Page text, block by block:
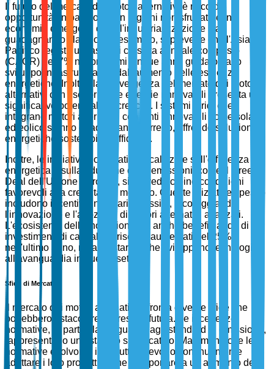
Il futuro del mercato dei motori alternativi è ricco di
opportunità, in particolare in regioni non sfruttate e in
economie emergenti dove l'industrializzazione sta
guadagnando slancio. Ad esempio, si prevede che l'Asia-
Pacifico registri un tasso di crescita annuale composto
(CAGR) del 7% nei prossimi cinque anni, guidato dallo
sviluppo infrastrutturale e dall'aumento delle esigenze
energetiche. Inoltre, la convergenza del mercato dei motori
alternativi con i settori delle energie rinnovabili presenta un
significativo potenziale di crescita. I sistemi ibridi che
integrano motori alternativi con fonti rinnovabili come solare
ed eolico stanno guadagnando terreno, offrendo soluzioni
energetiche sostenibili e affidabili.
Inoltre, le iniziative governative focalizzate sull'efficienza
energetica e sulla riduzione delle emissioni, come il Green
Deal dell'Unione Europea, si prevede creino condizioni
favorevoli alla crescita del mercato. Queste iniziative spesso
includono incentivi finanziari e sussidi, incoraggiando
l'innovazione e l'adozione di motori alternativi avanzati.
L'ecosistema dell'innovazione sta anche beneficiando di
investimenti di capitale di rischio, aumentati del 25%
nell'ultimo anno, mirati a startup che sviluppano tecnologie
all'avanguardia in questo settore.
Sfide di Mercato
Il mercato dei motori alternativi affronta diverse sfide che
potrebbero ostacolare la crescita futura. Le incertezze
normative, in particolare riguardo agli standard di emissione,
rappresentano un ostacolo significativo. Man mano che le
normative evolvono, i produttori devono continuamente
adattare i loro prodotti, il che può portare a un aumento dei